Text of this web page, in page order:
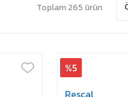
Toplam 265 ürün
%5
Rescal